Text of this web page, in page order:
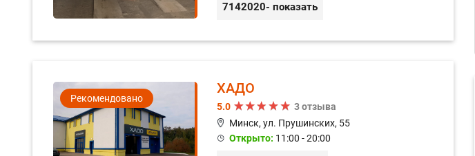
7142020- показать
Рекомендовано
ХАДО
5.0
3 отзыва
Минск, ул. Прушинских, 55
Открыто: 11:00 - 20:00